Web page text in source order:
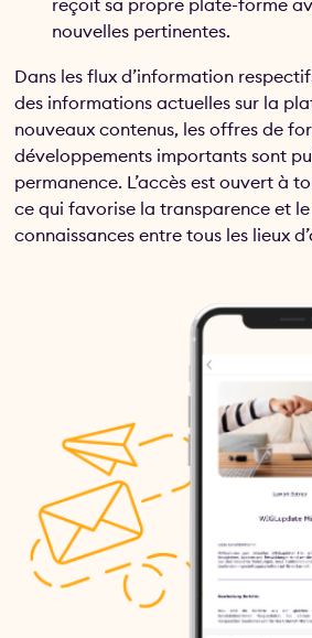
reçoit sa propre plate-forme
nouvelles pertinentes.
Dans les flux d’information
des informations actuelles sur la
nouveaux contenus, les offres de
développements importants sont
permanence. L’accès est ouvert à
ce qui favorise la transparence et
connaissances entre tous les lieux